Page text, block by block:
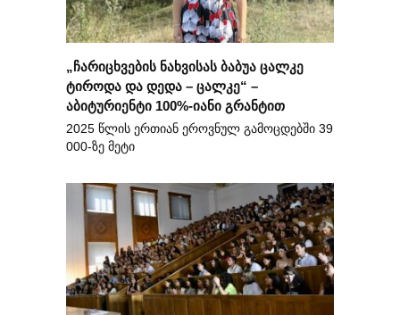
„ჩარიცხვების ნახვისას ბაბუა ცალკე
ტიროდა და დედა – ცალკე“ –
აბიტურიენტი 100%-იანი გრანტით
2025 წლის ერთიან ეროვნულ გამოცდებში 39
000-ზე მეტი